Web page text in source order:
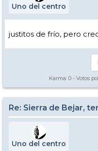
Uno del centro
justitos de frío, pero
Karma: 0 - Votos
Re: Sierra de Bejar,
Uno del centro